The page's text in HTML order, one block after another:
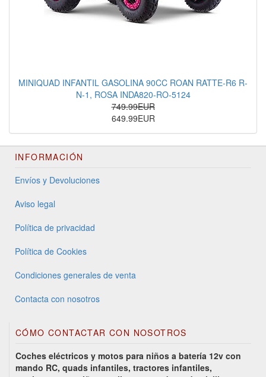
MINIQUAD INFANTIL GASOLINA 90CC ROAN RATTE-R6 R-
N-1, ROSA INDA820-RO-5124
749.99EUR
649.99EUR
INFORMACIÓN
Envíos y Devoluciones
Aviso legal
Política de privacidad
Política de Cookies
Condiciones generales de venta
Contacta con nosotros
CÓMO CONTACTAR CON NOSOTROS
Coches eléctricos y motos para niños a batería 12v con
mando RC, quads infantiles, tractores infantiles,